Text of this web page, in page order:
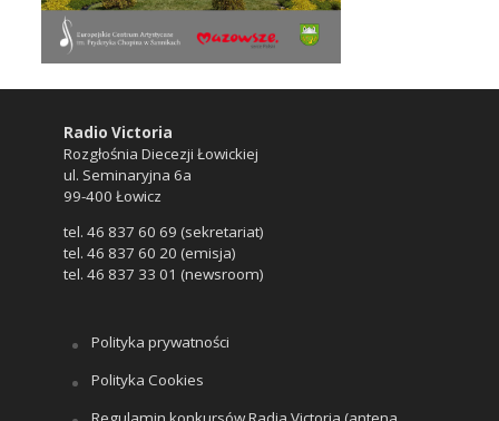
Radio Victoria
Rozgłośnia Diecezji Łowickiej
ul. Seminaryjna 6a
99-400 Łowicz
tel. 46 837 60 69 (sekretariat)
tel. 46 837 60 20 (emisja)
tel. 46 837 33 01 (newsroom)
Polityka prywatności
Polityka Cookies